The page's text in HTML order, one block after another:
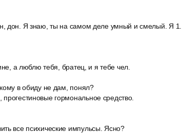
дон. Я знаю, ты на самом деле умный и смелый. Я 1.
а люблю тебя, братец, и я тебе чел.
в обиду не дам, понял?
гормональное средство.
все психические импульсы. Ясно?